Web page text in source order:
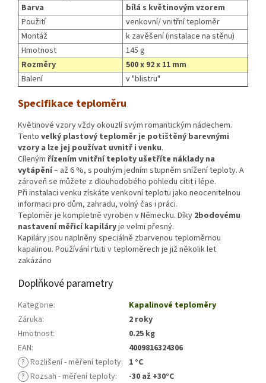
Barva
bílá s květinovým vzorem
Použití
venkovní/ vnitřní teploměr
Montáž
k zavěšení (instalace na stěnu)
Hmotnost
145 g
Rozměry
500 x 92 x 11 mm
Balení
v "blistru"
Specifikace teploměru
Květinové vzory vždy okouzlí svým romantickým nádechem.
Tento velký plastový teploměr je potištěný barevnými
vzory a lze jej používat uvnitř i venku.
Cíleným řízením vnitřní teploty ušetříte náklady na
vytápění– až 6 %, s pouhým jedním stupněm snížení teploty. A
zároveň se můžete z dlouhodobého pohledu cítit i lépe.
Při instalaci venku získáte venkovní teplotu jako neocenitelnou
informaci pro dům, zahradu, volný čas i práci.
Teploměr je kompletně vyroben v Německu. Díky 2bodovému
nastavení měřicí kapiláryje velmi přesný.
Kapiláry jsou naplněny speciálně zbarvenou teploměrnou
kapalinou. Používání rtuti v teploměrech je již několik let
zakázáno
Doplňkové parametry
Kategorie:
Kapalinové teploměry
Záruka:
2 roky
Hmotnost:
0.25 kg
EAN:
4009816324306
? Rozlišení - měření teploty: 1 °C
? Rozsah - měření teploty:
-30 až +30°C